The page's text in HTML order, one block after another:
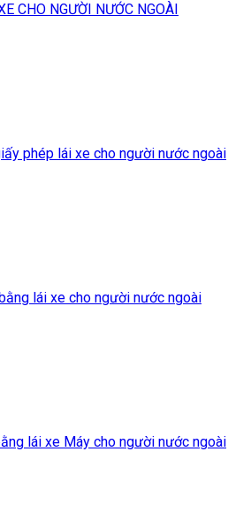
CHO NGƯỜI NƯỚC NGOÀI
phép lái xe cho người nước ngoài
lái xe cho người nước ngoài
lái xe Máy cho người nước ngoài